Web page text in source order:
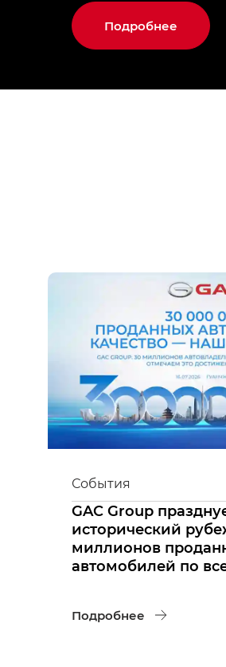
Подробнее
События
GAC Group
исторический
миллионов
автомобилей по
Подробнее